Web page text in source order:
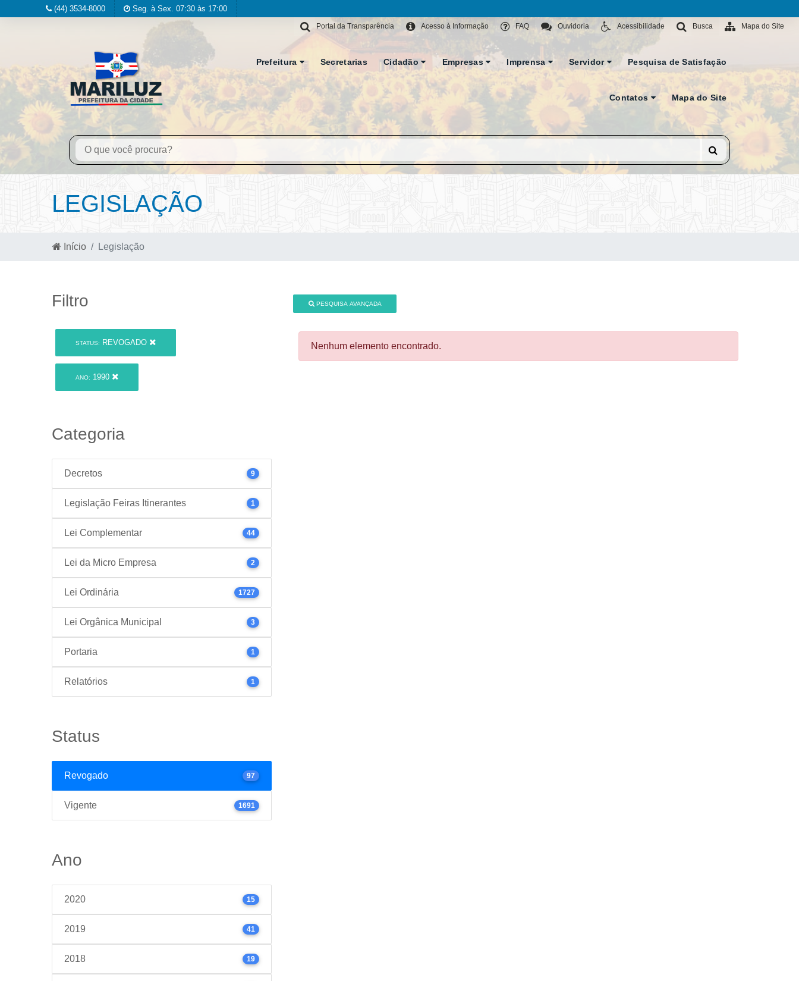
(44) 3534-8000 Seg. à Sex. 07:30 às 17:00
Mapa do Site
Busca
Acessibilidade
Ouvidoria
FAQ
Acesso à Informação
Portal da Transparência
Prefeitura Secretarias Cidadão Empresas Imprensa Servidor Pesquisa de Satisfação
Contatos Mapa do Site
LEGISLAÇÃO
Início Legislação
Filtro
STATUS: REVOGADO
ANO: 1990
Categoria
Decretos 9
Legislação Feiras Itinerantes 1
Lei Complementar 44
Lei da Micro Empresa 2
Lei Ordinária 1727
Lei Orgânica Municipal 3
Portaria 1
Relatórios 1
Status
Revogado 97
Vigente 1691
Ano
2020 15
2019 41
2018 19
PESQUISA AVANÇADA
Nenhum elemento encontrado.